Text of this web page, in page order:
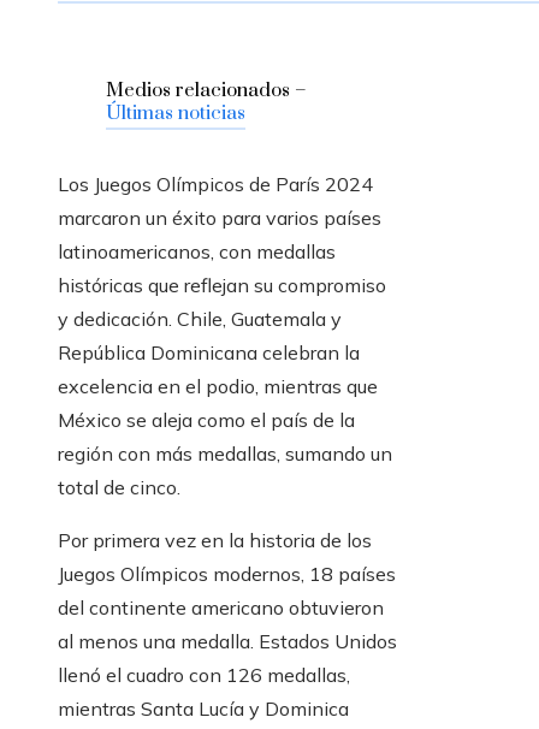
Medios relacionados –
Últimas noticias
Los Juegos Olímpicos de París 2024
marcaron un éxito para varios países
latinoamericanos, con medallas
históricas que reflejan su compromiso
y dedicación. Chile, Guatemala y
República Dominicana celebran la
excelencia en el podio, mientras que
México se aleja como el país de la
región con más medallas, sumando un
total de cinco.
Por primera vez en la historia de los
Juegos Olímpicos modernos, 18 países
del continente americano obtuvieron
al menos una medalla. Estados Unidos
llenó el cuadro con 126 medallas,
mientras Santa Lucía y Dominica